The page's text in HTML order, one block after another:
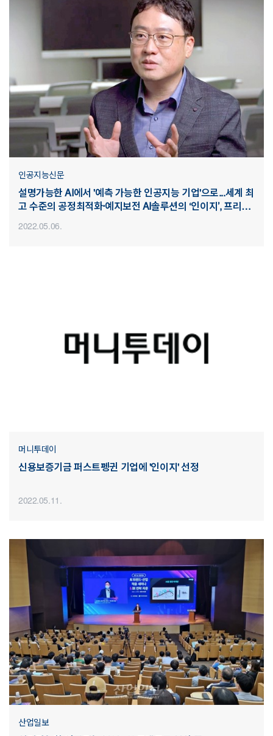
인공지능신문
설명가능한 AI에서 '예측 가능한 인공지능 기업'으로...세계 최
고 수준의 공정최적화·예지보전 AI솔루션의 ‘인이지’, 프리시
2022.05.06.
머니투데이
신용보증기금 퍼스트펭귄 기업에 '인이지' 선정
2022.05.11.
산업일보